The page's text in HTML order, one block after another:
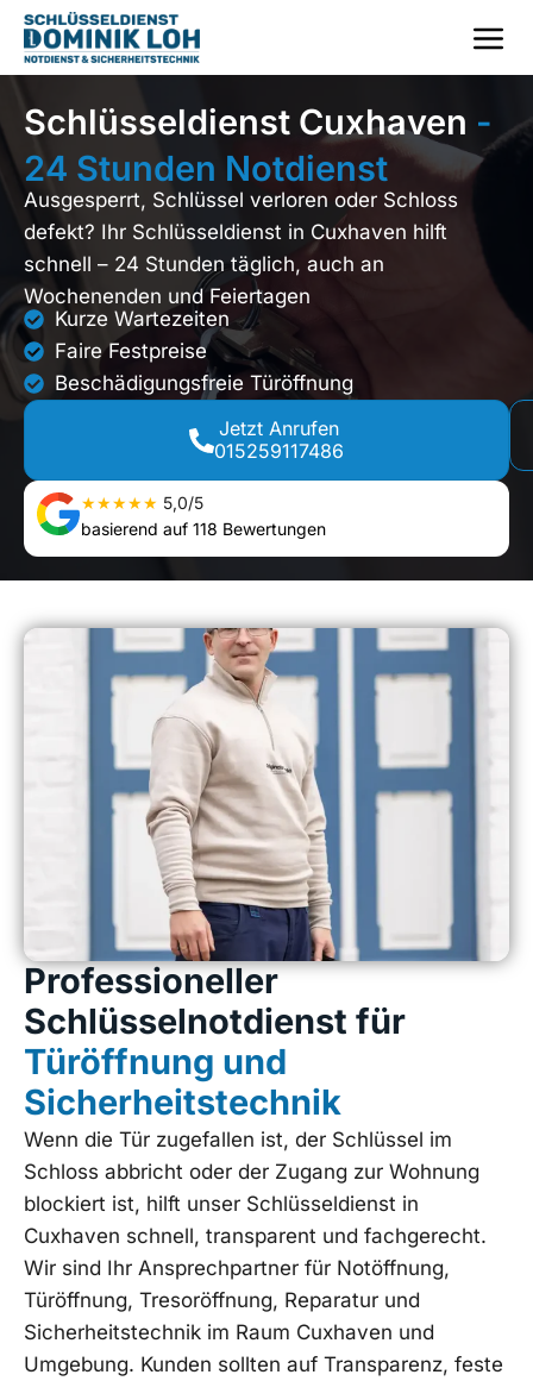
Schlüsseldienst Cuxhaven -
24 Stunden Notdienst
Ausgesperrt, Schlüssel verloren oder Schloss
defekt? Ihr Schlüsseldienst in Cuxhaven hilft
schnell – 24 Stunden täglich, auch an
Wochenenden und Feiertagen
Kurze Wartezeiten
Faire Festpreise
Beschädigungsfreie Türöffnung
Jetzt Anrufen
015259117486
★★★★★ 5,0/5
basierend auf 118 Bewertungen
Professioneller
Schlüsselnotdienst für
Türöffnung und
Sicherheitstechnik
Wenn die Tür zugefallen ist, der Schlüssel im
Schloss abbricht oder der Zugang zur Wohnung
blockiert ist, hilft unser Schlüsseldienst in
Cuxhaven schnell, transparent und fachgerecht.
Wir sind Ihr Ansprechpartner für Notöffnung,
Türöffnung, Tresoröffnung, Reparatur und
Sicherheitstechnik im Raum Cuxhaven und
Umgebung. Kunden sollten auf Transparenz, feste